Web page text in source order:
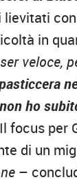
lievitati
in
veloce,
ho
Il focus per
di un
–